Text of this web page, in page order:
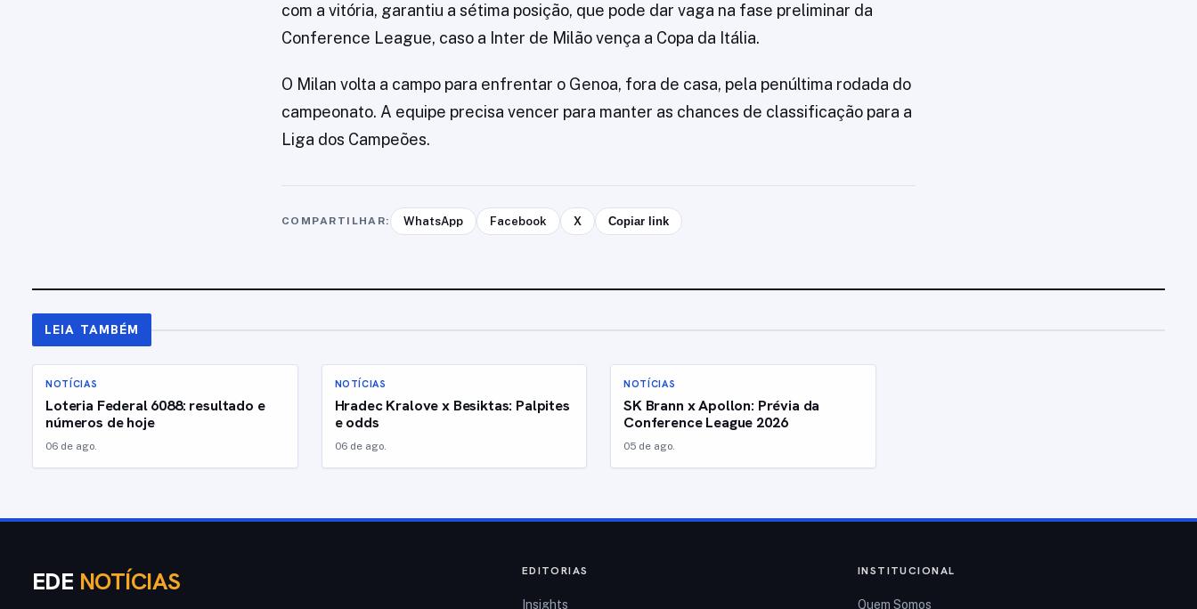
com a vitória, garantiu a sétima posição, que pode dar vaga na fase preliminar da
Conference League, caso a Inter de Milão vença a Copa da Itália.
O Milan volta a campo para enfrentar o Genoa, fora de casa, pela penúltima rodada do
campeonato. A equipe precisa vencer para manter as chances de classificação para a
Liga dos Campeões.
COMPARTILHAR: WhatsApp Facebook X Copiar link
LEIA TAMBÉM
NOTÍCIAS
Loteria Federal 6088: resultado e
números de hoje
06 de ago.
NOTÍCIAS
Hradec Kralove x Besiktas: Palpites
e odds
06 de ago.
NOTÍCIAS
SK Brann x Apollon: Prévia da
Conference League 2026
05 de ago.
EDE NOTÍCIAS EDITORIAS
Insights
INSTITUCIONAL
Quem Somos